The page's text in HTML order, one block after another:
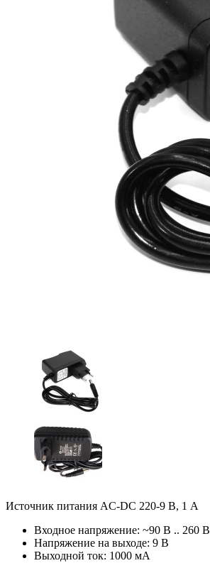
Источник питания AC-DC 220-9 В, 1 А
Входное напряжение: ~90 В .. 260 В
Напряжение на выходе: 9 В
Выходной ток: 1000 мА